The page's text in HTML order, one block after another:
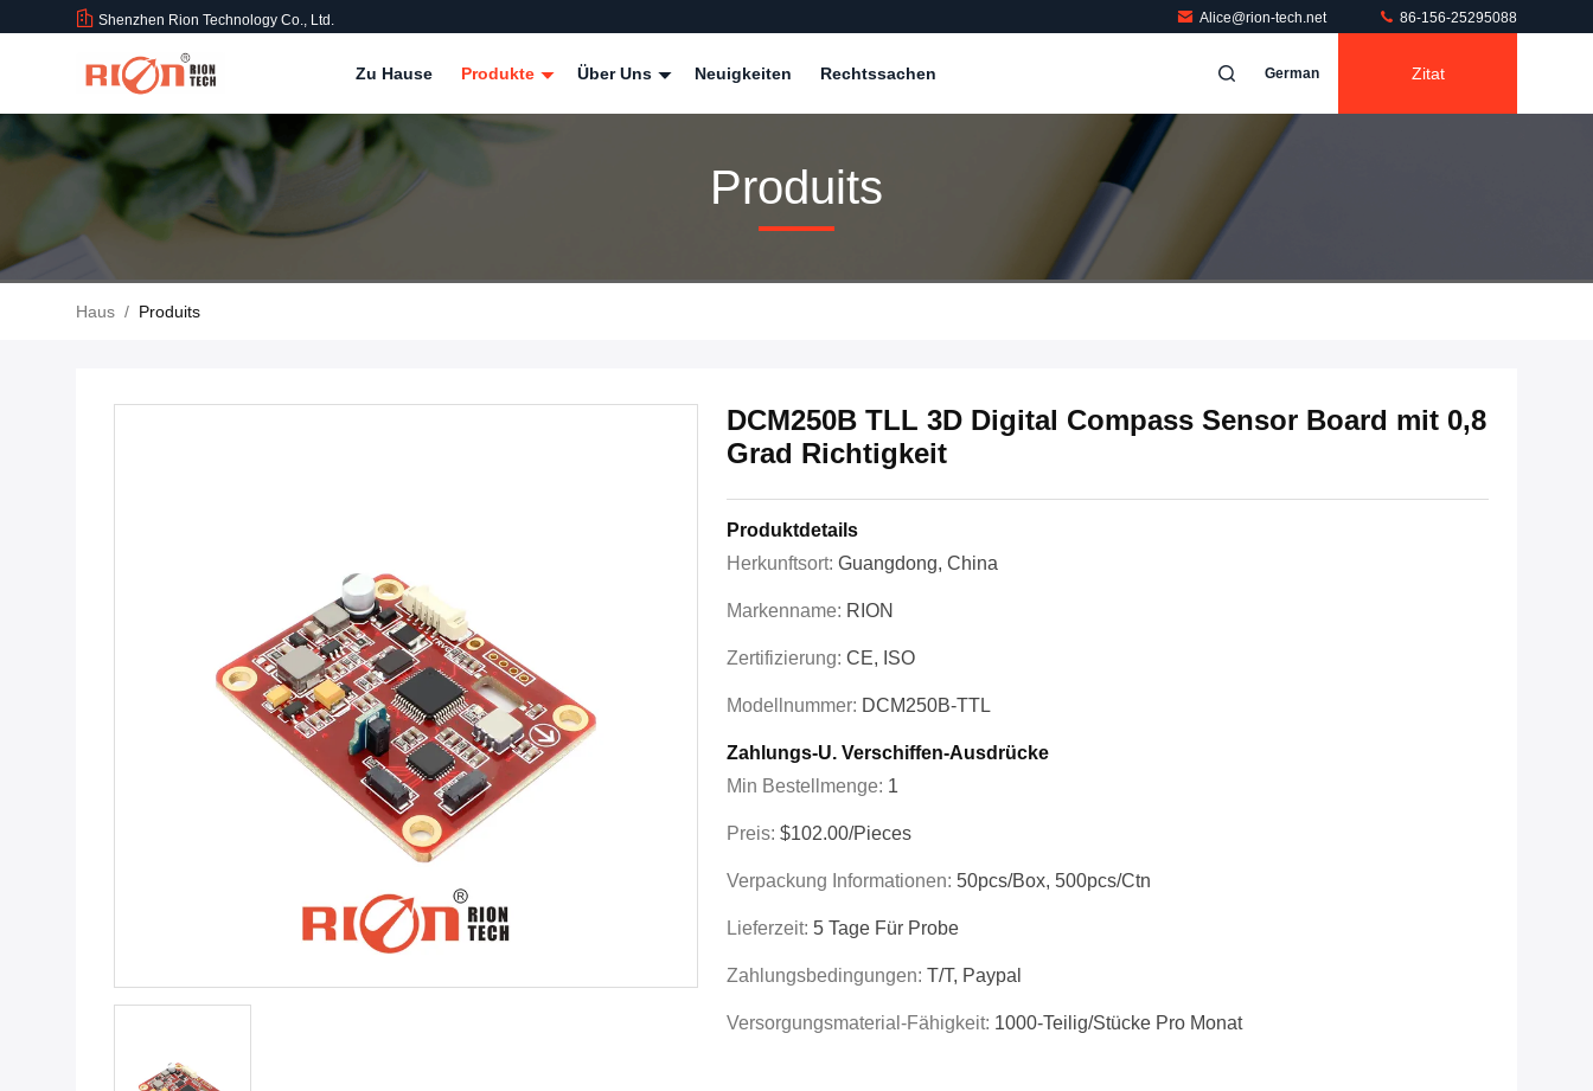
Shenzhen Rion Technology Co., Ltd. Alice@rion-tech.net 86-156-25295088
Zu Hause Produkte Über Uns Neuigkeiten Rechtssachen German Zitat
Produits
Haus / Produits
DCM250B TLL 3D Digital Compass Sensor Board mit 0,8
Grad Richtigkeit
Produktdetails
Herkunftsort: Guangdong, China
Markenname: RION
Zertifizierung: CE, ISO
Modellnummer: DCM250B-TTL
Zahlungs-U. Verschiffen-Ausdrücke
Min Bestellmenge: 1
Preis: $102.00/Pieces
Verpackung Informationen: 50pcs/box, 500pcs/ctn
Lieferzeit: 5 Tage Für Probe
Zahlungsbedingungen: T/T, Paypal
Versorgungsmaterial-Fähigkeit: 1000-Teilig/Stücke Pro Monat